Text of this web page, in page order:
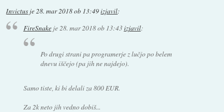
Invictus je28. mar 2018 ob 13:49izjavil:
FireSnakeje28. mar 2018 ob 13:43izjavil:
Po drugi strani pa programerje z lučjo po belem
dnevu iščejo (pa jih ne najdejo).
Samo tiste, ki bi delali za 800 EUR.
Za 2k neto jih vedno dobiš...